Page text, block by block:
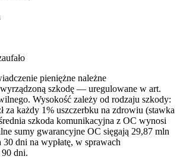
pieniężne należne
szkodę — uregulowane w art.
Wysokość zależy od rodzaju szkody:
za każdy 1% uszczerbku na zdrowiu (stawka
szkoda komunikacyjna z OC wynosi
sumy gwarancyjne OC sięgają 29,87 mln
30 dni na wypłatę, w sprawach
dni.